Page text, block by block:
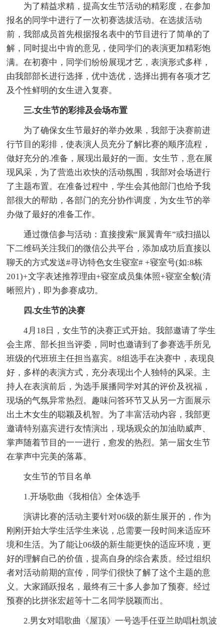
为了精益求精，提高女生节活动的精彩度，在参加
报名的同学中进行了一次初赛选拔活动。在选拔活动
前，我部成员首先根据报名表中的节目进行了简单的了
解，同时提出中肯的意见，使同学们的表演更加精彩饱
满。在初赛中，同学们纷纷展现才艺，表演形式多样，
由我部部长进行选择，优中选优，选择出拥有各项才艺
及个性鲜明的女生进入复赛。
三.女生节的彩排及会场布置
为了确保女生节最好的举办效果，我部于决赛前进
行节目的彩排，使表演人员充分了解比赛的顺序流程，
做好充分的.准备，展现出最好的一面。女生节，意在展
现风采，为了营造出欢快的活动氛围，我部对会场进行
了主题布置。在准备过程中，学生会其他部门也给予我
部很大的帮助，各部门的充分协作调度，为女生节的举
办做了最好的准备工作。
通过微信参与活动：直接搜索“展翼青年”或扫描以
下二维码关注我们的微信公共平台，添加成功后直接以
聊天的方式发送#寻访特色女生寝室# +寝室号(如:8栋
201)+文字表述推荐理由+寝室成员集体照+寝室全貌(清
晰照片)，即为参赛成功。
四.女生节的决赛
4月18日，女生节的决赛正式开始。我部邀请了学生
会主席、部长担当评委，同时也邀请到了参赛选手所见
班级的代班班主任担当嘉宾。8组选手在决赛中，表现良
好，多样的表演方式，充分表现出个人独特的风采。主
持人在表演前后，为选手展播同学对其的评价及祝福，
现场的气氛异常热烈。趣味问答环节又从另一方面展示
出土木女生的聪颖及机智。为了丰富活动内容，我部更
邀请特别嘉宾进行友情演出，现场观众的加油助威声、
掌声随着节目的一一进行，愈发的热烈。第一届女生节
在掌声中完美的落幕。
女生节的节目名单
1.开场歌曲《我相信》全体选手
演讲比赛的活动主要针对06级的新生展开的，作为
刚刚开始大学生活学生来说，总需要一段时间来适应环
境和生活。为了能让06级的新生能更快的适应环境，更
好的理解自己的价值，提高自身的综合素质。经过组织
者对活动前期的宣传，同学们很快了解了这个主题的意
义。大家踊跃报名，最终有三十多人参加了预赛。经过
预赛的比拼张宏超等十二名同学脱颖而出。
2.男女对唱歌曲《屋顶》一号选手任亚兰助唱杜凯波